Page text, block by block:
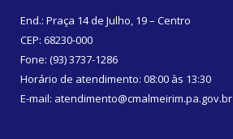
End.: Praça 14 de Julho, 19 – Centro
CEP: 68230-000
Fone: (93) 3737-1286
Horário de atendimento: 08:00 às 13:30
E-mail: atendimento@cmalmeirim.pa.gov.br